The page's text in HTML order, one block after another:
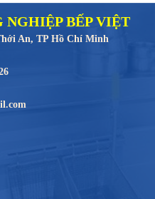
sản
phí vận
đặt,
văn
dấu
bảo
máy.
chất lượng cao, giá
tại xưởng.
NGHIỆP BẾP VIỆT
An, TP Hồ Chí Minh